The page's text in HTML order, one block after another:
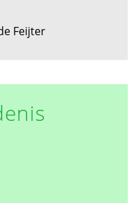
Feijter